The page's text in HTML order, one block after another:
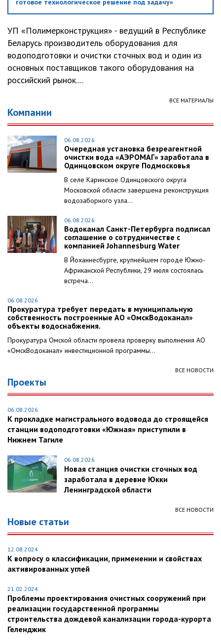
готовое технологическое решение под задачу»
УП «Полимерконструкция» - ведущий в Республике
Беларусь производитель оборудования для
водоподготовки и очистки сточных вод и один из
основных поставщиков такого оборудования на
российский рынок....
ВСЕ МАТЕРИАЛЫ
Компании
06.08.2026
Очередная установка безреагентной
очистки вода «АЭРОМАГ» заработала в
Одинцовском округе Подмосковья
В селе Каринское Одинцовского округа
Московской области завершена реконструкция
водозаборного узла...
06.08.2026
Водоканал Санкт-Петербурга подписал
соглашение о сотрудничестве с
компанией Johannesburg Water
В Йоханнесбурге, крупнейшем городе Южно-
Африканской Республики, 29 июля состоялась
встреча...
06.08.2026
Прокуратура требует передать в муниципальную
собственность построенные АО «ОмскВодоканал»
объекты водоснабжения.
Прокуратура Омской области провела проверку выполнения АО
«ОмскВодоканал» инвестиционной программы...
ВСЕ НОВОСТИ
Проекты
06.08.2026
К прокладке магистрального водовода до строящейся
станции водоподготовки «Южная» приступили в
Нижнем Тагиле
06.08.2026
Новая станция очистки сточных вод
заработала в деревне Юкки
Ленинградской области
ВСЕ НОВОСТИ
Новые статьи
12.08.2024
К вопросу о классификации, применении и свойствах
активированных углей
21.02.2024
Проблемы проектирования очистных сооружений при
реализации государственной программы
строительства дождевой канализации города-курорта
Геленджик